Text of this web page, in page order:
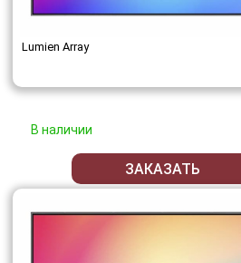
Lumien Array
В наличии
ЗАКАЗАТЬ